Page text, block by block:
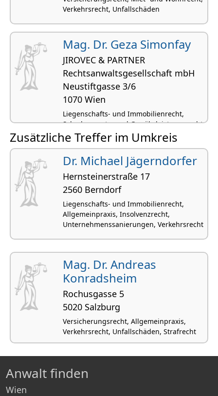
Verkehrsrecht, Unfallschäden
Mag. Dr. Geza Simonfay
JIROVEC & PARTNER
Rechtsanwaltsgesellschaft mbH
Neustiftgasse 3/6
1070 Wien
Liegenschafts- und Immobilienrecht,
Schadenersatz- und Gewährleistungsrecht,
Gesellschaftsrecht,
Gesellschaftsgründungen,
Verwaltungsrecht
Zusätzliche Treffer im Umkreis
Dr. Michael Jägerndorfer
Hernsteinerstraße 17
2560 Berndorf
Liegenschafts- und Immobilienrecht,
Allgemeinpraxis, Insolvenzrecht,
Unternehmenssanierungen, Verkehrsrecht
Mag. Dr. Andreas
Konradsheim
Rochusgasse 5
5020 Salzburg
Versicherungsrecht, Allgemeinpraxis,
Verkehrsrecht, Unfallschäden, Strafrecht
Anwalt finden
Wien